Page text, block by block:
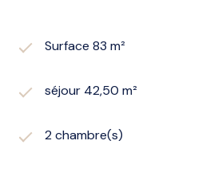
Surface 83 m²
séjour 42,50 m²
2 chambre(s)